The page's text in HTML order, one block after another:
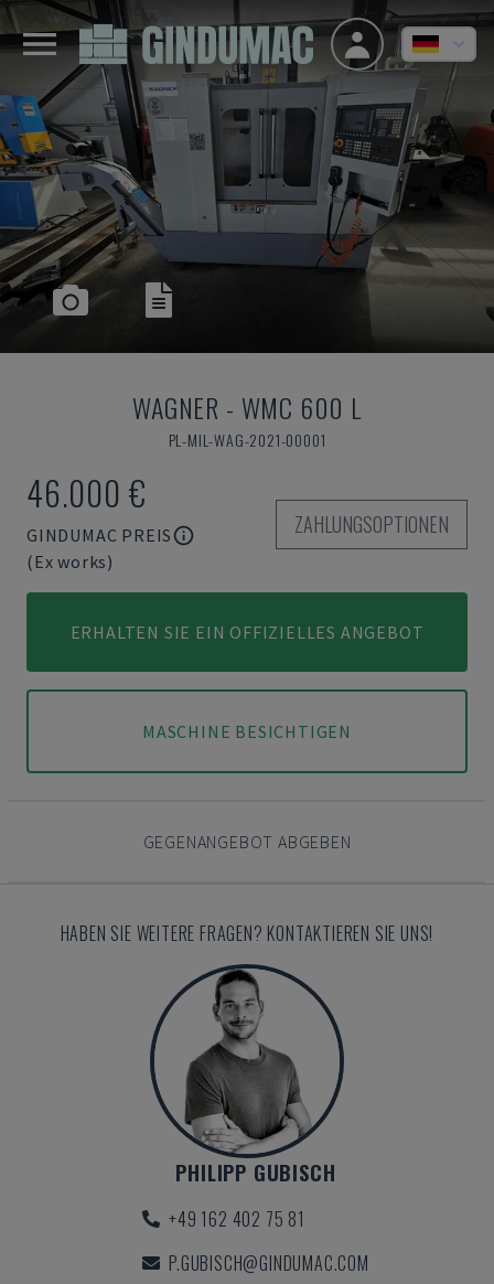
WAGNER - WMC 600 L
PL-MIL-WAG-2021-00001
46.000 €
GINDUMAC PREIS
(Ex works)
ZAHLUNGSOPTIONEN
ERHALTEN SIE EIN OFFIZIELLES ANGEBOT
MASCHINE BESICHTIGEN
GEGENANGEBOT ABGEBEN
HABEN SIE WEITERE FRAGEN? KONTAKTIEREN SIE UNS!
PHILIPP GUBISCH
+49 162 402 75 81
P.GUBISCH@GINDUMAC.COM